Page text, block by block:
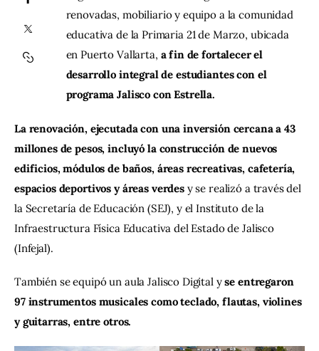
Contacto
renovadas, mobiliario y equipo a la comunidad
educativa de la Primaria 21 de Marzo, ubicada
en Puerto Vallarta, a fin de fortalecer el
desarrollo integral de estudiantes con el
programa Jalisco con Estrella.
La renovación, ejecutada con una inversión cercana a 43
millones de pesos, incluyó la construcción de nuevos
edificios, módulos de baños, áreas recreativas, cafetería,
espacios deportivos y áreas verdes y se realizó a través del
la Secretaría de Educación (SEJ), y el Instituto de la
Infraestructura Física Educativa del Estado de Jalisco
(Infejal).
También se equipó un aula Jalisco Digital y se entregaron
97 instrumentos musicales como teclado, flautas, violines
y guitarras, entre otros.